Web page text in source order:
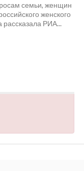
семьи, женщин
женского
РИА...